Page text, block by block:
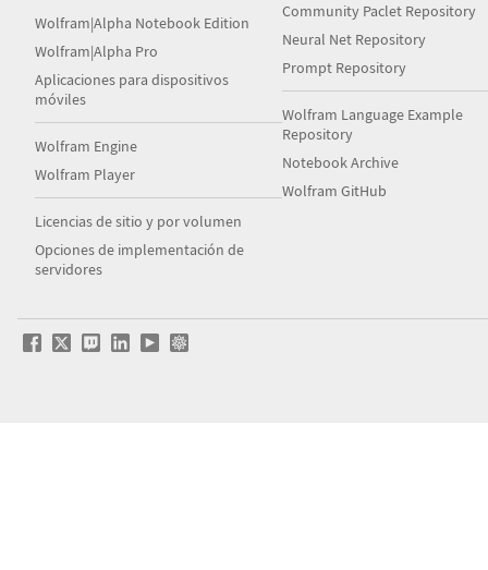
Wolfram|Alpha Notebook Edition
Wolfram|Alpha Pro
Aplicaciones para dispositivos
móviles
Wolfram Engine
Wolfram Player
Licencias de sitio y por volumen
Opciones de implementación de
servidores
Community Paclet Repository
Neural Net Repository
Prompt Repository
Wolfram Language Example
Repository
Notebook Archive
Wolfram GitHub